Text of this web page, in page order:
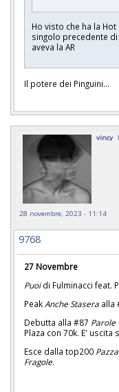
Ho visto che ha la
singolo precedente
aveva la AR
Il potere dei Pinguini...
vincy
28 novembre, 2023 - 11:14
9768
27 Novembre
Puoidi Fulminacci feat.
PeakAnche Stasera alla
Debutta alla #87 Parole
Plaza con 70k. E' uscita
Esce dalla top200
Fragole.